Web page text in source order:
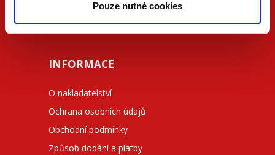
Pouze nutné cookies
facebook.com/beck.cz
INFORMACE
O nakladatelství
Ochrana osobních údajů
Obchodní podmínky
Způsob dodání a platby